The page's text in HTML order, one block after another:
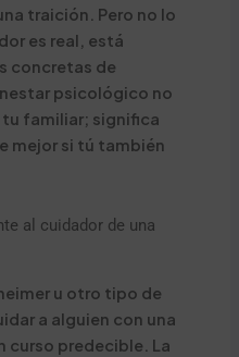
traición. Pero no lo
es real, está
concretas de
psicológico no
tu familiar; significa
mejor si tú también
al cuidador de una
u otro tipo de
a alguien con una
curso predecible. La